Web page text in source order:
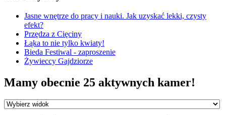
Jasne wnętrze do pracy i nauki. Jak uzyskać lekki, czysty
efekt?
Przędza z Cięciny
Łąka to nie tylko kwiaty!
Bieda Festiwal - zaproszenie
Żywieccy Gajdziorze
Mamy obecnie 25 aktywnych kamer!